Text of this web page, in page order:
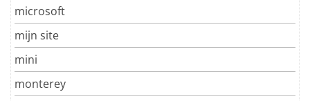
microsoft
mijn site
mini
monterey